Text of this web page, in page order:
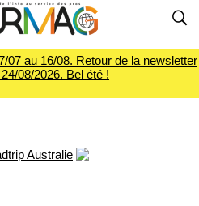
07 au 16/08. Retour de la newsletter
08/2026. Bel été !